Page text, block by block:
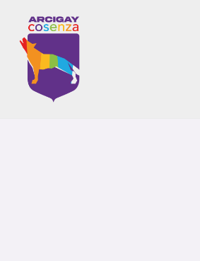
contenuto